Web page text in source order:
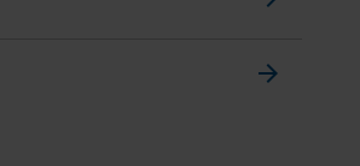
arrow_forward